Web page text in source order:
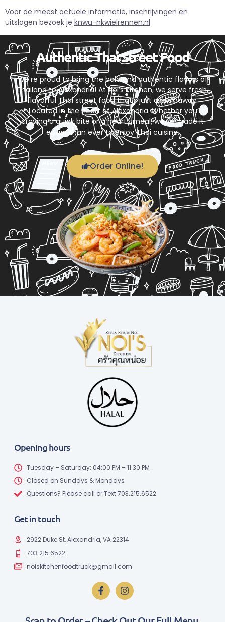
Voor de meest actuele informatie, inschrijvingen en
uitslagen bezoek je knwu-nkwielrennen.nl.
Authentic Thai Street Food
We’re proud to bring the bold and authentic flavors of
Thailand to Alexandria! At Noi’s Kitchen, we serve fresh,
flavorful Thai street food that’s just a click away.
📍 Located in the heart of Alexandria. Whether you’re
craving a quick bite or a hearty meal, we’ve made it
easier than ever to enjoy Thai cuisine.
Order Online!
Opening hours
Tuesday – Saturday: 04:00 PM – 11:30 PM
Closed on Sundays & Mondays
Questions? Please call or Text 703.215.6522
Get in touch
2922 Duke St, Alexandria, VA 22314
703 215 6522
noiskitchenfoodtruck@gmail.com